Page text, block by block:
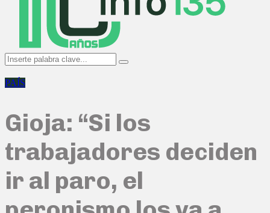
Search
for:
Search
PAÍS
Gioja: “Si los
trabajadores deciden
ir al paro, el